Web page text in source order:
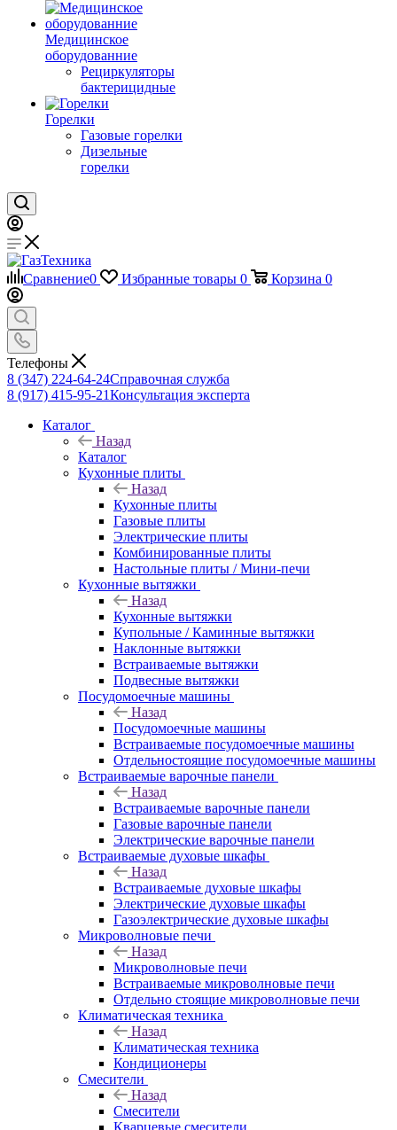
Медицинское
оборудованние
Рециркуляторы
бактерицидные
Горелки
Газовые горелки
Дизельные
горелки
Сравнение0 Избранные товары 0 Корзина 0
Телефоны
8 (347) 224-64-24Справочная служба
8 (917) 415-95-21Консультация эксперта
Каталог
Назад
Каталог
Кухонные плиты
Назад
Кухонные плиты
Газовые плиты
Электрические плиты
Комбинированные плиты
Настольные плиты / Мини-печи
Кухонные вытяжки
Назад
Кухонные вытяжки
Купольные / Каминные вытяжки
Наклонные вытяжки
Встраиваемые вытяжки
Подвесные вытяжки
Посудомоечные машины
Назад
Посудомоечные машины
Встраиваемые посудомоечные машины
Отдельностоящие посудомоечные машины
Встраиваемые варочные панели
Назад
Встраиваемые варочные панели
Газовые варочные панели
Электрические варочные панели
Встраиваемые духовые шкафы
Назад
Встраиваемые духовые шкафы
Электрические духовые шкафы
Газоэлектрические духовые шкафы
Микроволновые печи
Назад
Микроволновые печи
Встраиваемые микроволновые печи
Отдельно стоящие микроволновые печи
Климатическая техника
Назад
Климатическая техника
Кондиционеры
Смесители
Назад
Смесители
Кварцевые смесители